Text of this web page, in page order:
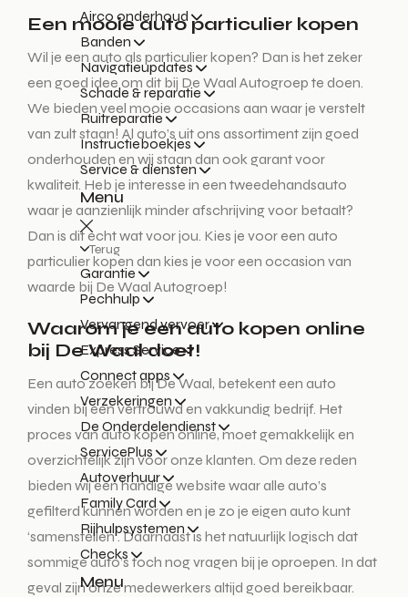
Airco onderhoud
Banden
Navigatieupdates
Schade & reparatie
Ruitreparatie
Instructieboekjes
Service & diensten
Menu
Terug
Garantie
Pechhulp
Vervangend vervoer
Express Service
Connect apps
Verzekeringen
De Onderdelendienst
ServicePlus
Autoverhuur
Family Card
Rijhulpsystemen
Checks
Menu
Een mooie auto particulier kopen
Wil je een auto als particulier kopen? Dan is het zeker
een goed idee om dit bij De Waal Autogroep te doen.
We bieden veel mooie occasions aan waar je verstelt
van zult staan! Al auto’s uit ons assortiment zijn goed
onderhouden en wij staan dan ook garant voor
kwaliteit. Heb je interesse in een tweedehandsauto
waar je aanzienlijk minder afschrijving voor betaalt?
Dan is dit echt wat voor jou. Kies je voor een auto
particulier kopen dan kies je voor een occasion van
waarde bij De Waal Autogroep!
Waarom je een auto kopen online
bij De Waal doet!
Een auto zoeken bij De Waal, betekent een auto
vinden bij een vertrouwd en vakkundig bedrijf. Het
proces van auto kopen online, moet gemakkelijk en
overzichtelijk zijn voor onze klanten. Om deze reden
bieden wij een handige website waar alle auto’s
gefilterd kunnen worden en je zo je eigen auto kunt
‘samenstellen’. Daarnaast is het natuurlijk logisch dat
sommige auto’s toch nog vragen bij je oproepen. In dat
geval zijn onze medewerkers altijd goed bereikbaar.